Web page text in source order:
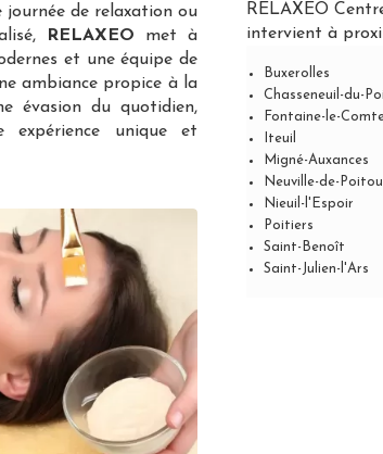
de relaxation ou
RELAXEO met à
et une équipe de
ambiance propice à la
évasion du quotidien,
unique et
RELAXEO
intervient à
Buxerolles
Chasseneuil-du-
Fontaine-le-
Iteuil
Migné-Auxances
Neuville-de-Poitou
Nieuil-l'Espoir
Poitiers
Saint-Benoît
Saint-Julien-l'Ars